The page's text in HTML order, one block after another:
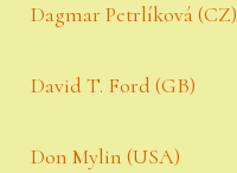
Dagmar Petrlíková (CZ)
David T. Ford (GB)
Don Mylin (USA)